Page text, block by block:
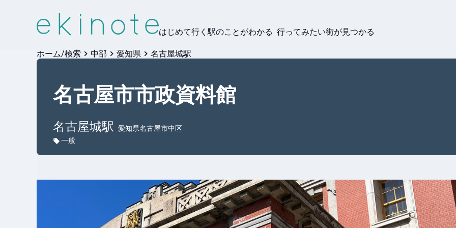
はじめて行く駅のことがわかる 行ってみたい街が見つかる
ホーム/検索 中部 愛知県 名古屋城駅
名古屋市市政資料館
名古屋城駅
愛知県名古屋市中区
一般